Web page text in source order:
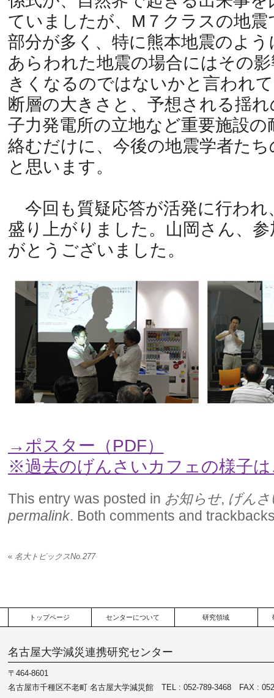
ていましたが、M７クラスの地
部分が多く、特に熊本地震のよ
あらわれた地震の場合にはその
きくなるのではないかと言われ
断層の大きさと、予想される揺
子力発電所の立地など重要施設
絡むだけに、今後の地震学者た
と思います。
今回も質疑応答が活発に行われ
盛り上がりました。山岡さん、
がとうございました。
→ポスター（PDF）
※過去のげんさいカフェの様子
This entry was posted in お知らせ, げん
permalink. Both comments and
«名大トピックスNo.277
トップページ センターについて 研究領域
名古屋大学減災連携研究センター
〒464-8601
名古屋市千種区不老町 名古屋大学減災館 TEL : 052-789-3468 FAX :